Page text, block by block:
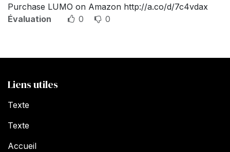
Purchase LUMO on Amazon http://a.co/d/7c4vdax
Évaluation
0 0
Liens utiles
Texte
Texte
Accueil